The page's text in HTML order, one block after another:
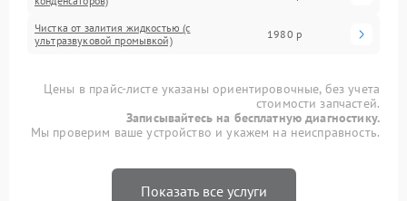
Чистка от залития жидкостью (с
ультразвуковой промывкой)
1980 р
Цены в прайс-листе указаны ориентировочные, без учета
стоимости запчастей.
Записывайтесь на бесплатную диагностику.
Мы проверим ваше устройство и укажем на неисправность.
Показать все услуги